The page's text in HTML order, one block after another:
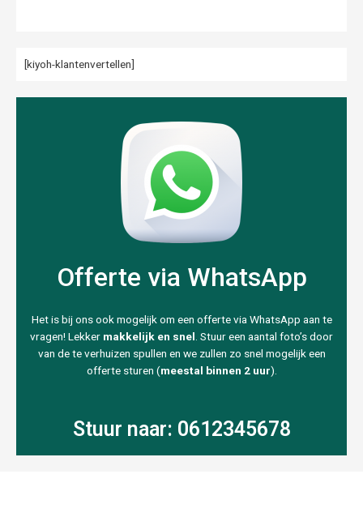
[kiyoh-klantenvertellen]
Offerte via WhatsApp
Het is bij ons ook mogelijk om een offerte via WhatsApp aan te
vragen! Lekker makkelijk en snel . Stuur een aantal foto’s door
van de te verhuizen spullen en we zullen zo snel mogelijk een
offerte sturen (meestal binnen 2 uur).
Stuur naar: 0612345678